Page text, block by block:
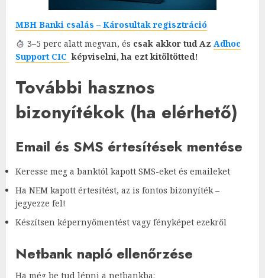
MBH Banki csalás – Károsultak regisztráció
3–5 perc alatt megvan, és csak akkor tud Az Adhoc
Support CIC képviselni, ha ezt kitöltötted!
További hasznos
bizonyítékok (ha elérhető)
Email és SMS értesítések mentése
Keresse meg a banktól kapott SMS-eket és emaileket
Ha NEM kapott értesítést, az is fontos bizonyíték –
jegyezze fel!
Készítsen képernyőmentést vagy fényképet ezekről
Netbank napló ellenőrzése
Ha még be tud lépni a netbankba: